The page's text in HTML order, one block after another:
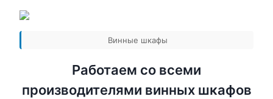
Винные шкафы
Работаем со всеми
производителями винных шкафов